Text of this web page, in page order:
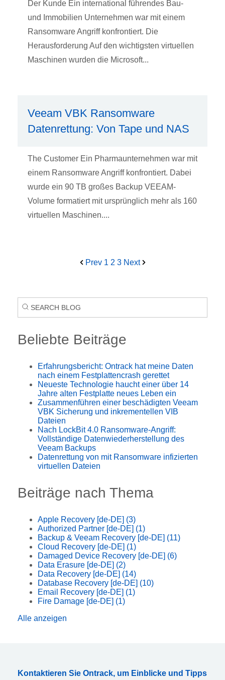
Der Kunde Ein international führendes Bau-
und Immobilien Unternehmen war mit einem
Ransomware Angriff konfrontiert. Die
Herausforderung Auf den wichtigsten virtuellen
Maschinen wurden die Microsoft...
Veeam VBK Ransomware
Datenrettung: Von Tape und NAS
The Customer Ein Pharmaunternehmen war mit
einem Ransomware Angriff konfrontiert. Dabei
wurde ein 90 TB großes Backup VEEAM-
Volume formatiert mit ursprünglich mehr als 160
virtuellen Maschinen....
Prev 1 2 3 Next
Beliebte Beiträge
Erfahrungsbericht: Ontrack hat meine Daten
nach einem Festplattencrash gerettet
Neueste Technologie haucht einer über 14
Jahre alten Festplatte neues Leben ein
Zusammenführen einer beschädigten Veeam
VBK Sicherung und inkrementellen VIB
Dateien
Nach LockBit 4.0 Ransomware-Angriff:
Vollständige Datenwiederherstellung des
Veeam Backups
Datenrettung von mit Ransomware infizierten
virtuellen Dateien
Beiträge nach Thema
Apple Recovery [de-DE] (3)
Authorized Partner [de-DE] (1)
Backup & Veeam Recovery [de-DE] (11)
Cloud Recovery [de-DE] (1)
Damaged Device Recovery [de-DE] (6)
Data Erasure [de-DE] (2)
Data Recovery [de-DE] (14)
Database Recovery [de-DE] (10)
Email Recovery [de-DE] (1)
Fire Damage [de-DE] (1)
Alle anzeigen
Kontaktieren Sie Ontrack, um Einblicke und Tipps